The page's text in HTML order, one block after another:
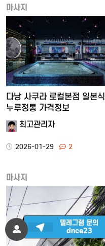
마사지
다낭 사쿠라 로컬본점 일본식
누루정통 가격정보
최고관리자
2026-01-29 2
마사지
텔레그램 문의
dnca23